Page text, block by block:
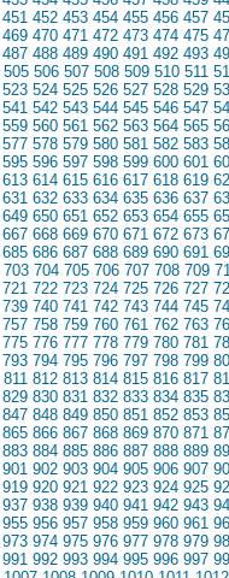
451 452 453 454 455 456 457
469 470 471 472 473 474 475
487 488 489 490 491 492 493
505 506 507 508 509 510 511
523 524 525 526 527 528 529
541 542 543 544 545 546 547
559 560 561 562 563 564 565
577 578 579 580 581 582 583
595 596 597 598 599 600 601
613 614 615 616 617 618 619
631 632 633 634 635 636 637
649 650 651 652 653 654 655
667 668 669 670 671 672 673
685 686 687 688 689 690 691
703 704 705 706 707 708 709
721 722 723 724 725 726 727
739 740 741 742 743 744 745
757 758 759 760 761 762 763
775 776 777 778 779 780 781
793 794 795 796 797 798 799
811 812 813 814 815 816 817
829 830 831 832 833 834 835
847 848 849 850 851 852 853
865 866 867 868 869 870 871
883 884 885 886 887 888 889
901 902 903 904 905 906 907
919 920 921 922 923 924 925
937 938 939 940 941 942 943
955 956 957 958 959 960 961
973 974 975 976 977 978 979
991 992 993 994 995 996 997